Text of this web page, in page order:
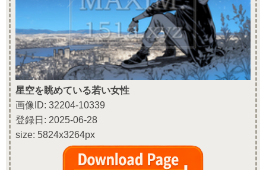
星空を眺めている若い女性
画像ID: 32204-10339
登録日: 2025-06-28
size: 5824x3264px